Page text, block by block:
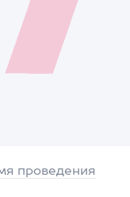
проведения